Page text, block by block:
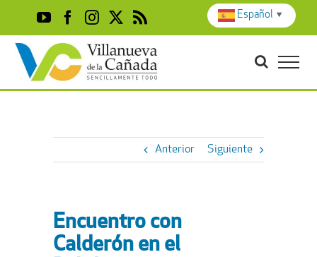
content
YouTubeFacebook
Instagram
X Rss
Anterior Siguiente
Encuentro con
Calderón en el
Español ▼